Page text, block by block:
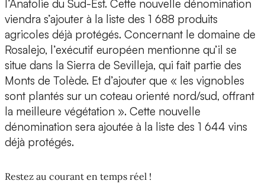
l’Anatolie du Sud-Est. Cette nouvelle dénomination
viendra s’ajouter à la liste des 1 688 produits
agricoles déjà protégés. Concernant le domaine de
Rosalejo, l’exécutif européen mentionne qu’il se
situe dans la Sierra de Sevilleja, qui fait partie des
Monts de Tolède. Et d’ajouter que « les vignobles
sont plantés sur un coteau orienté nord/sud, offrant
la meilleure végétation ». Cette nouvelle
dénomination sera ajoutée à la liste des 1 644 vins
déjà protégés.
Restez au courant en temps réel !